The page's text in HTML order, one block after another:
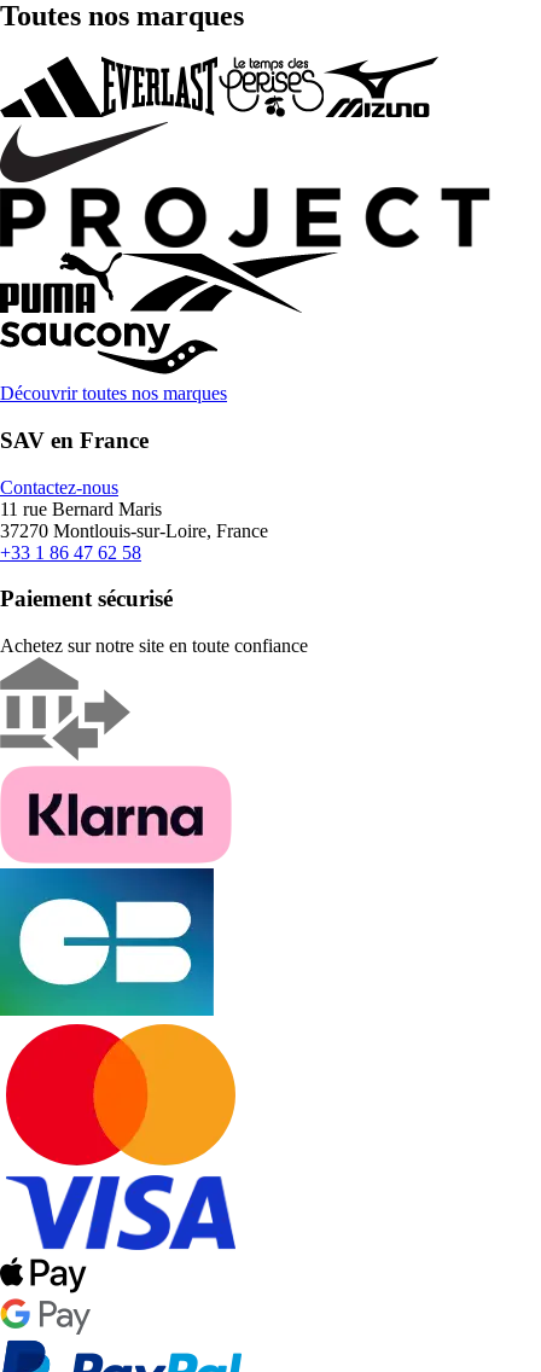
Toutes nos marques
Découvrir toutes nos marques
SAV en France
Contactez-nous
11 rue Bernard Maris
37270 Montlouis-sur-Loire, France
+33 1 86 47 62 58
Paiement sécurisé
Achetez sur notre site en toute confiance